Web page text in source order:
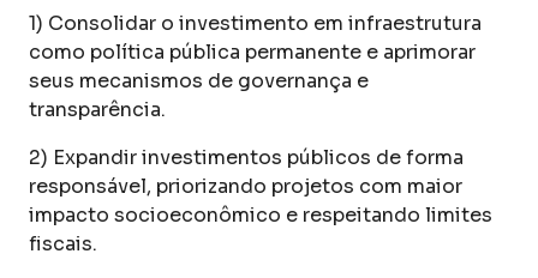
1) Consolidar o investimento em infraestrutura
como política pública permanente e aprimorar
seus mecanismos de governança e
transparência.
2) Expandir investimentos públicos de forma
responsável, priorizando projetos com maior
impacto socioeconômico e respeitando limites
fiscais.